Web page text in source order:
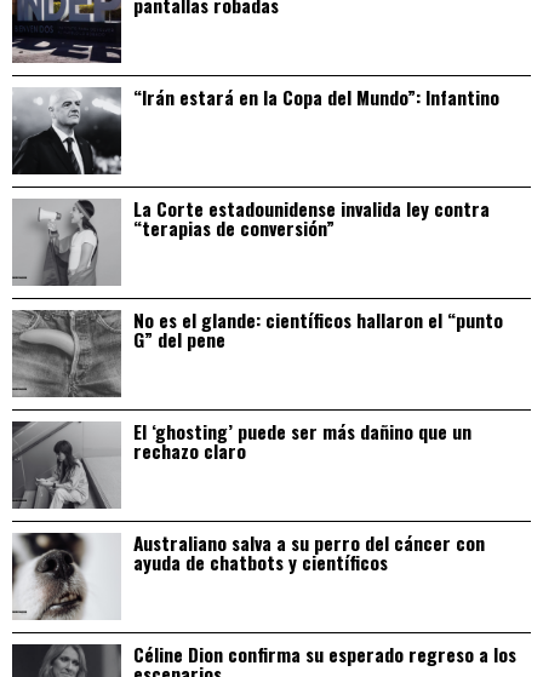
“Irán estará en la Copa del Mundo”: Infantino
La Corte estadounidense invalida ley contra
“terapias de conversión”
No es el glande: científicos hallaron el “punto
G” del pene
El ‘ghosting’ puede ser más dañino que un
rechazo claro
Australiano salva a su perro del cáncer con
ayuda de chatbots y científicos
Céline Dion confirma su esperado regreso a los